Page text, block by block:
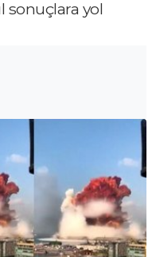
sonuçlara yol